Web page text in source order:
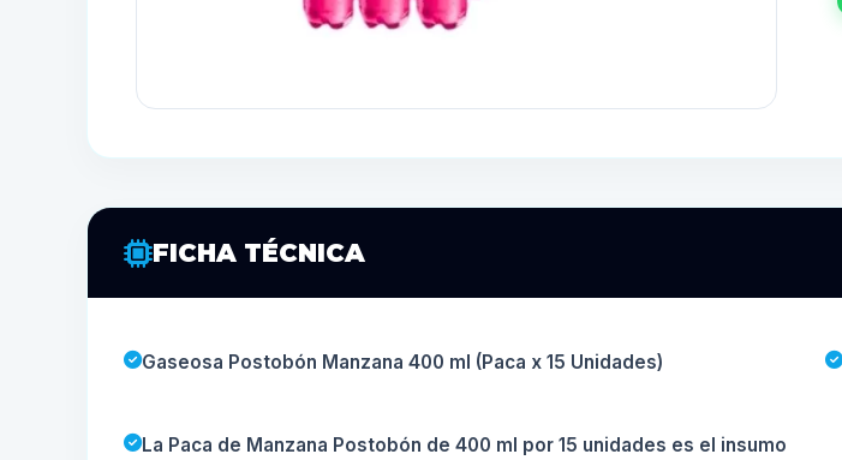
FICHA TÉCNICA
Gaseosa Postobón Manzana 400 ml (Paca x 15 Unidades)
La Paca de Manzana Postobón de 400 ml por 15 unidades es el insumo